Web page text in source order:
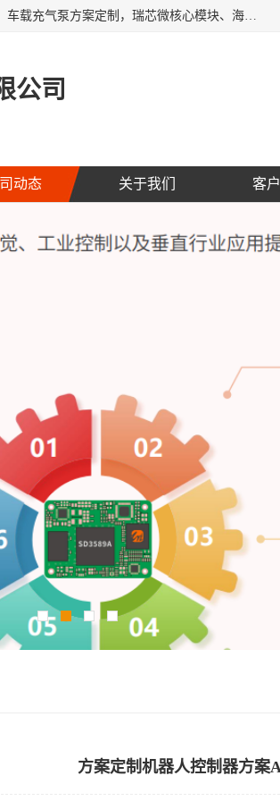
AI大算力SOC方案定制、标清高清摄像头模组、摄像头定制开发、车载充气泵板卡、车载充气泵方案定制，瑞芯微核心模块、海思核心模块、AI网关、边缘网关、边缘盒子、工控机、工业网关，Atmel触摸芯片、MCU、nor flash
公司
动态 关于我们 客
方案定制机器人控制器方案